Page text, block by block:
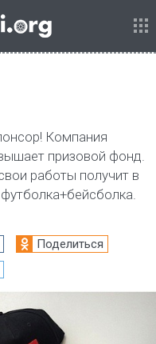
Компания
призовой фонд.
работы получит в
Поделиться